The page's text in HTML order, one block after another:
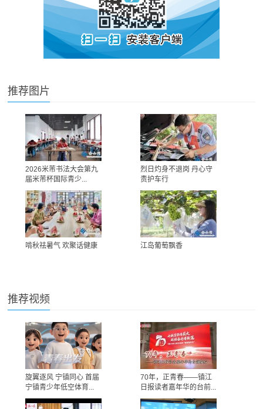
推荐图片
2026米芾书法大会第九
届米芾杯国际青少...
烈日灼身不退岗 丹心守
责护车行
啃秋祛暑气 欢聚话健康 江岛葡萄飘香
推荐视频
旋翼逐风 宁镇同心 首届
宁镇青少年低空体育...
70年，正青春——镇江
日报读者嘉年华的台前...